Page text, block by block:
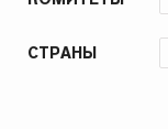
СТРАНЫ